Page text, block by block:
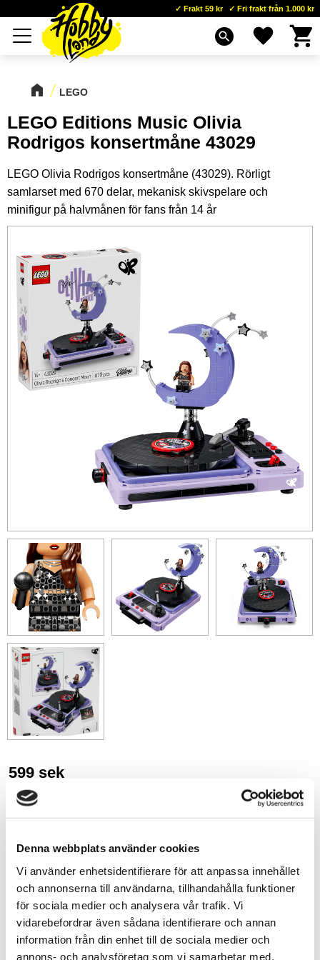
Denna webbplats använder cookies
Vi använder enhetsidentifierare för att anpassa innehållet
och annonserna till användarna, tillhandahålla funktioner
för sociala medier och analysera vår trafik. Vi
vidarebefordrar även sådana identifierare och annan
information från din enhet till de sociala medier och
annons- och analysföretag som vi samarbetar med.
Meny
Frakt 59 kr Fri frakt från 1.000 kr
search Favoriter
LEGO
LEGO Editions Music Olivia
Rodrigos konsertmåne 43029
LEGO Olivia Rodrigos konsertmåne (43029). Rörligt
samlarset med 670 delar, mekanisk skivspelare och
minifigur på halvmånen för fans från 14 år
599 sek
Lagerstatus
I lager
Artikelnr
Tillv. artikelnr
Leveranstid
skickas från oss inom 0-1 vardagar